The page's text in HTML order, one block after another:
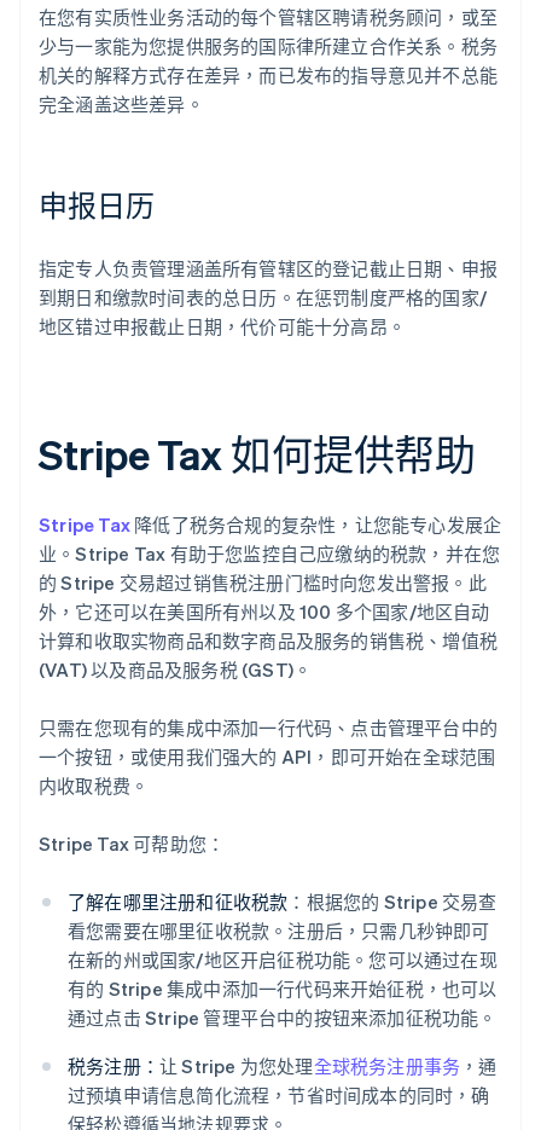
在您有实质性业务活动的每个管辖区聘请税务顾问，或至
少与一家能为您提供服务的国际律所建立合作关系。税务
机关的解释方式存在差异，而已发布的指导意见并不总能
完全涵盖这些差异。
申报日历
指定专人负责管理涵盖所有管辖区的登记截止日期、申报
到期日和缴款时间表的总日历。在惩罚制度严格的国家/
地区错过申报截止日期，代价可能十分高昂。
Stripe Tax 如何提供帮助
Stripe Tax 降低了税务合规的复杂性，让您能专心发展企
业。Stripe Tax 有助于您监控自己应缴纳的税款，并在您
的 Stripe 交易超过销售税注册门槛时向您发出警报。此
外，它还可以在美国所有州以及 100 多个国家/地区自动
计算和收取实物商品和数字商品及服务的销售税、增值税
(VAT) 以及商品及服务税 (GST)。
只需在您现有的集成中添加一行代码、点击管理平台中的
一个按钮，或使用我们强大的 API，即可开始在全球范围
内收取税费。
Stripe Tax 可帮助您：
了解在哪里注册和征收税款 ：根据您的 Stripe 交易查
看您需要在哪里征收税款。注册后，只需几秒钟即可
在新的州或国家/地区开启征税功能。您可以通过在现
有的 Stripe 集成中添加一行代码来开始征税，也可以
通过点击 Stripe 管理平台中的按钮来添加征税功能。
税务注册： 让 Stripe 为您处理全球税务注册事务 ，通
过预填申请信息简化流程，节省时间成本的同时，确
保轻松遵循当地法规要求。